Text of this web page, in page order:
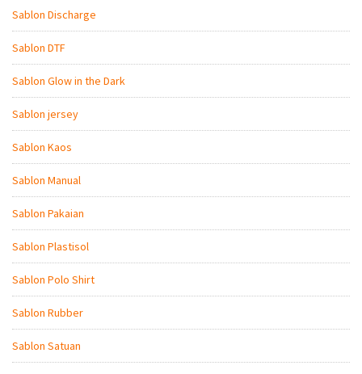
Sablon Discharge
Sablon DTF
Sablon Glow in the Dark
Sablon jersey
Sablon Kaos
Sablon Manual
Sablon Pakaian
Sablon Plastisol
Sablon Polo Shirt
Sablon Rubber
Sablon Satuan